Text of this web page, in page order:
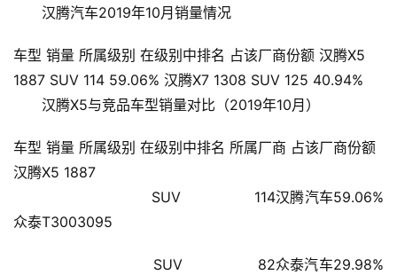
首
页
闻
汉腾汽车2019年10月销量情况
车型 销量 所属级别 在级别中排名 占该厂商份额 汉腾X5
1887 SUV 114 59.06% 汉腾X7 1308 SUV 125 40.94%
汉腾X5与竞品车型销量对比（2019年10月）
车型 销量 所属级别 在级别中排名 所属厂商 占该厂商份额
汉腾X5 1887
众泰T3003095